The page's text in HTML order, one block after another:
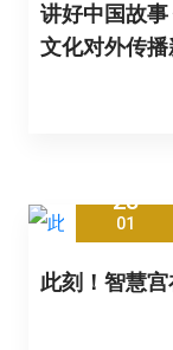
讲好中国故
文化对外传
28
01
此刻！智慧